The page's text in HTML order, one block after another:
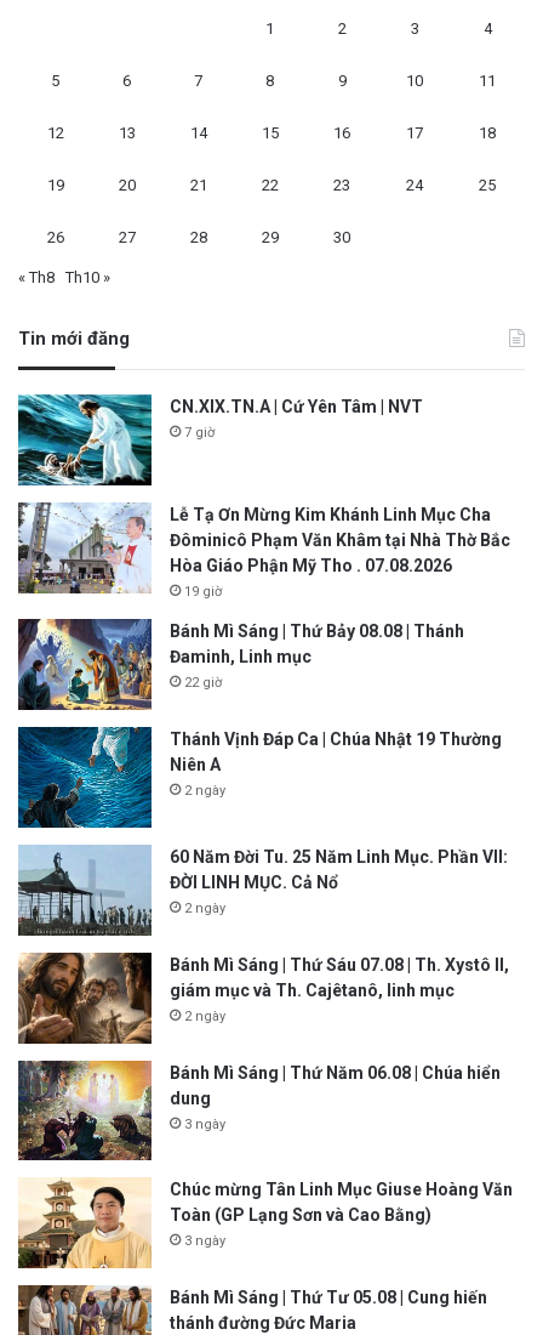
1 2 3 4
5 6 7 8 9 10 11
12 13 14 15 16 17 18
19 20 21 22 23 24 25
26 27 28 29 30
« Th8 Th10 »
Tin mới đăng
CN.XIX.TN.A | Cứ Yên Tâm | NVT
7 giờ
Lễ Tạ Ơn Mừng Kim Khánh Linh Mục Cha
Đôminicô Phạm Văn Khâm tại Nhà Thờ Bắc
Hòa Giáo Phận Mỹ Tho . 07.08.2026
19 giờ
Bánh Mì Sáng | Thứ Bảy 08.08 | Thánh
Đaminh, Linh mục
22 giờ
Thánh Vịnh Đáp Ca | Chúa Nhật 19 Thường
Niên A
2 ngày
60 Năm Đời Tu. 25 Năm Linh Mục. Phần VII:
ĐỜI LINH MỤC. Cả Nổ
2 ngày
Bánh Mì Sáng | Thứ Sáu 07.08 | Th. Xystô II,
giám mục và Th. Cajêtanô, linh mục
2 ngày
Bánh Mì Sáng | Thứ Năm 06.08 | Chúa hiển
dung
3 ngày
Chúc mừng Tân Linh Mục Giuse Hoàng Văn
Toàn (GP Lạng Sơn và Cao Bằng)
3 ngày
Bánh Mì Sáng | Thứ Tư 05.08 | Cung hiến
thánh đường Đức Maria